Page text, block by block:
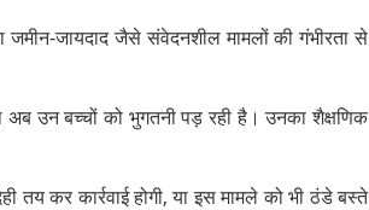
जायदाद जैसे संवेदनशील मामलों की गंभीरता से
अब उन बच्चों को भुगतनी पड़ रही है। उनका शैक्षणिक
तय कर कार्रवाई होगी, या इस मामले को भी ठंडे बस्ते